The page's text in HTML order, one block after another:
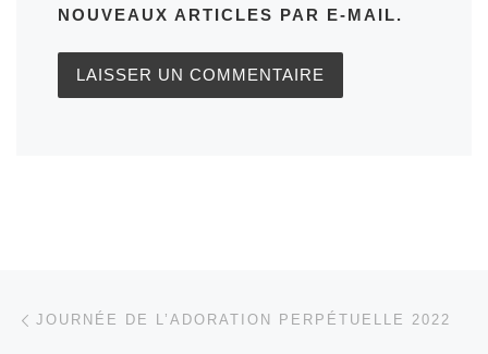
NOUVEAUX ARTICLES PAR E-MAIL.
Parcourir les articles
JOURNÉE DE L’ADORATION PERPÉTUELLE 2022